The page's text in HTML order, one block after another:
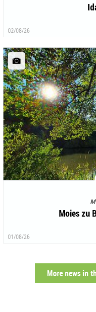
02/08/26
Moies zu
01/08/26
More news in